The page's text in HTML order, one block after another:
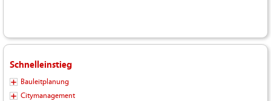
Schnelleinstieg
Bauleitplanung
Citymanagement